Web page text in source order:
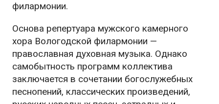
филармонии.
Основа репертуара мужского камерного
хора Вологодской филармонии —
православная духовная музыка. Однако
самобытность программ коллектива
заключается в сочетании богослужебных
песнопений, классических произведений,